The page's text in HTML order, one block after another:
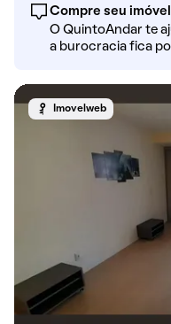
Compre seu
O QuintoAndar te
a burocracia fica
Imovelweb